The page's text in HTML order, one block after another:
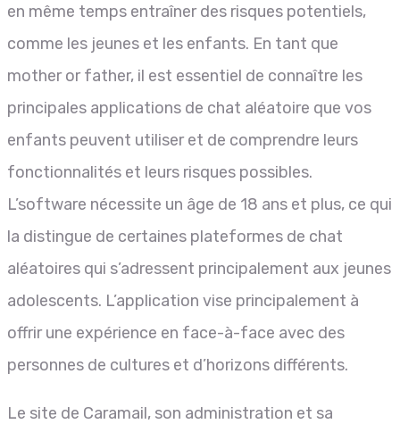
en même temps entraîner des risques potentiels,
comme les jeunes et les enfants. En tant que
mother or father, il est essentiel de connaître les
principales applications de chat aléatoire que vos
enfants peuvent utiliser et de comprendre leurs
fonctionnalités et leurs risques possibles.
L’software nécessite un âge de 18 ans et plus, ce qui
la distingue de certaines plateformes de chat
aléatoires qui s’adressent principalement aux jeunes
adolescents. L’application vise principalement à
offrir une expérience en face-à-face avec des
personnes de cultures et d’horizons différents.
Le site de Caramail, son administration et sa